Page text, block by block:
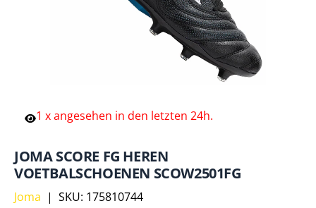
1 xangesehen in den letzten 24h.
JOMA SCORE FG HEREN
VOETBALSCHOENEN SCOW2501FG
Joma | SKU: 175810744